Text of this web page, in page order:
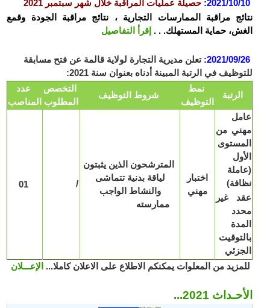
2021/10/10
: حصيلة عمليات المراقبة خلال شهر سبتمبر 2021
نتائج مراقبة الممارسات التجارية ، نتائج مراقبة الجودة وقمع
الغش، حماية المستهلك. . . إقرأ التفاصيل
2021/09/26
: تعلن مديرية التجارة لولاية قالمة عن فتح مسابقة
للتوظيف في الرتبة المبينة أدناه بعنوان سنة 2021:
عدد
المناصب
التخصص
المطلوب
شروط التوظيف
نمط
التوظيف
الرتبة
/
المترشحون الذين يثبتون
لياقة بدنية تتماشى
والنشاط الواجب
ممارسته
اختبار
مهني
عامل
مهني من
المستوى
الأول
(عاملة
نظافة)
عقد غير
محدد
المدة
بالتوقيت
الجزئي
للمزيد من المعلوات يمكنكم الاطلاع على الاعلان كاملا... الإعـــلان
الأحـداث 2021...